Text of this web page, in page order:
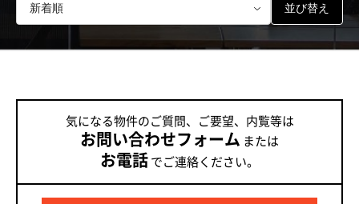
並び替え
気になる物件のご質問、ご要望、内覧等は
お問い合わせフォーム または
お電話でご連絡ください。